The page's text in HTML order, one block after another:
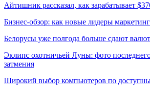
Айтишник рассказал, как зарабатывает
Бизнес-обзор: как новые лидеры
Белорусы уже полгода больше сдают
Эклипс охотничьей Луны: фото
затмения
Широкий выбор компьютеров по